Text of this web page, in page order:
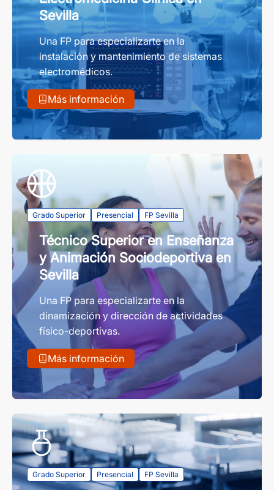
Sevilla
Una FP para especializarte en la
instalación y mantenimiento de sistemas
electromédicos.
Más información
Grado Superior Presencial FP Sevilla
Técnico Superior en Enseñanza
y Animación Sociodeportiva en
Sevilla
Una FP para especializarte en la
dinamización y dirección de actividades
físico-deportivas.
Más información
Grado Superior Presencial FP Sevilla